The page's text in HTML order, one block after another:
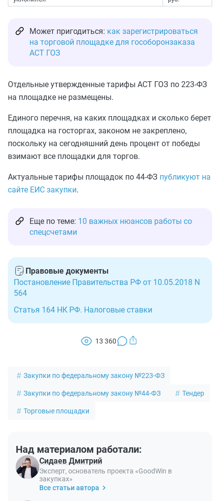
Может пригодиться: как зарегистрироваться
на торговой площадке для гособоронзаказа
АСТ ГОЗ
Отдельные утвержденные тарифы АСТ ГОЗ по 223-ФЗ
на площадке не размещены.
Единого перечня, на каких площадках и сколько берет
площадка на госторгах, законом не закреплено,
поскольку на сегодняшний день процент от победы
взимают все площадки для торгов.
Актуальные тарифы площадок по 44-ФЗ публикуют на
сайте ЕИС закупки.
Еще по теме: 10 важных нюансов работы со
спецсчетами
Правовые документы
Постановление Правительства РФ от 10.05.2018 N
564
Статья 164 НК РФ. Налоговые ставки
13 360
Закупки по федеральному закону №223-ФЗ
Закупки по федеральному закону №44-ФЗ Тендер
Торговые площадки
Над материалом работали:
Сидаев Дмитрий
Эксперт, основатель проекта «GoodWin в
закупках»
Все статьи автора